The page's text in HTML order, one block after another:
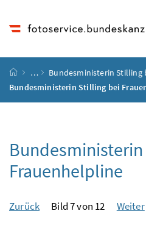
Startseite
…
Bundesministerin Stilling
Bundesministerin Stilling bei
Frauenhelpline
Zurück Bild 7 von 12 Weiter